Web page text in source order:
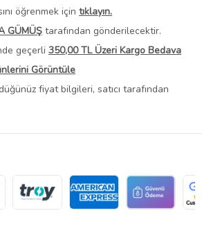
öğrenmek için tıklayın.
GÜMÜŞ tarafından gönderilecektir.
geçerli 350,00 TL Üzeri Kargo Bedava
Görüntüle
fiyat bilgileri, satıcı tarafından